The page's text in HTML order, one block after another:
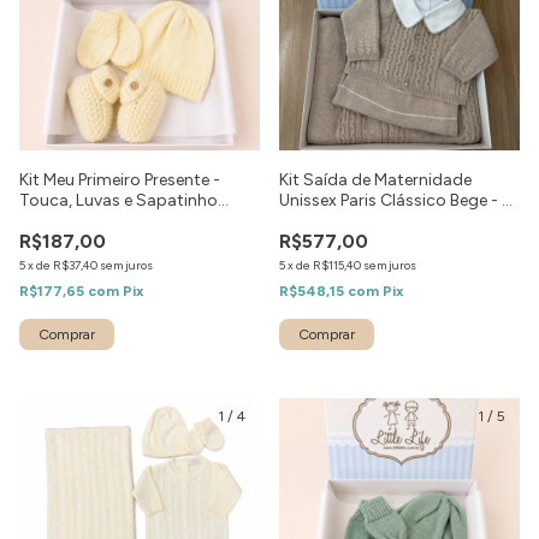
Kit Meu Primeiro Presente -
Touca, Luvas e Sapatinho
R$187,00
5xde R$37,40 sem juros
R$177,65 com Pix
Comprar
Kit Saída de Maternidade
Unissex Paris Clássico Bege - 4
R$577,00
5xde R$115,40 sem juros
R$548,15 com Pix
Comprar
1 / 4 1 / 5